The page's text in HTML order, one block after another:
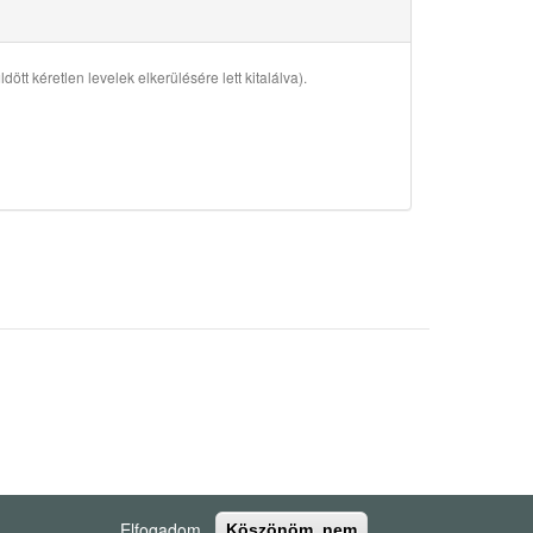
kéretlen levelek elkerülésére lett kitalálva).